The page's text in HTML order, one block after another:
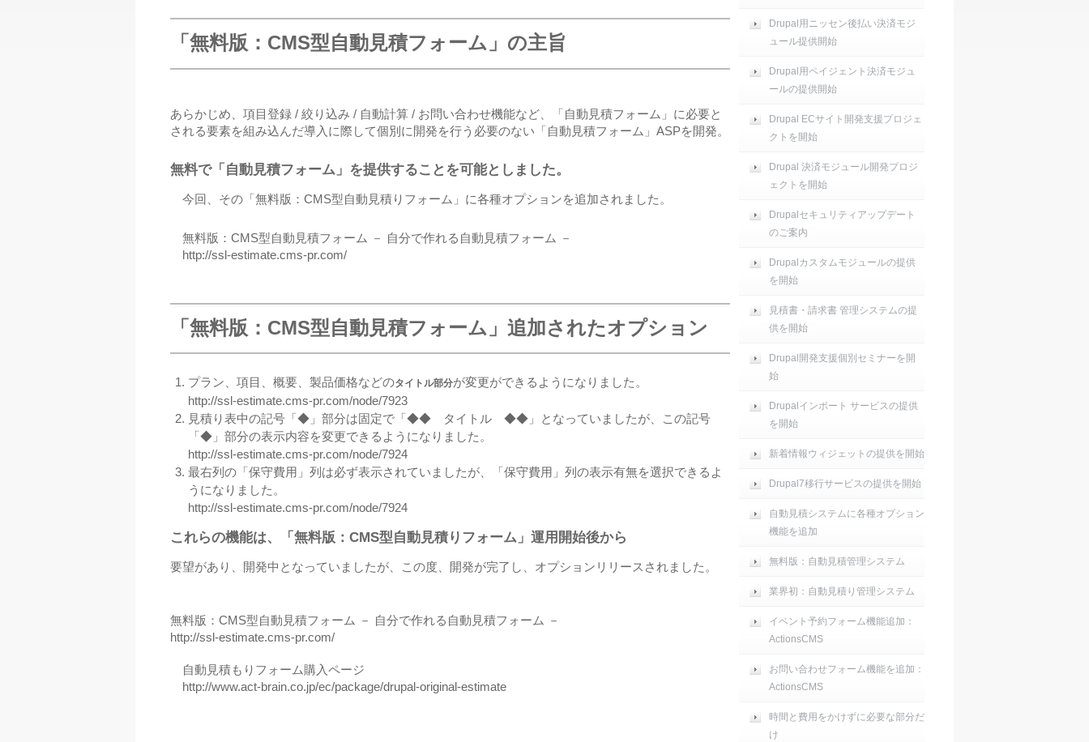
Drupal用ニッセン後払い決済モジ
ュール提供開始
Drupal用ペイジェント決済モジュ
ールの提供開始
Drupal ECサイト開発支援プロジェ
クトを開始
Drupal 決済モジュール開発プロジ
ェクトを開始
Drupalセキュリティアップデート
のご案内
Drupalカスタムモジュールの提供
を開始
見積書・請求書 管理システムの提
供を開始
Drupal開発支援個別セミナーを開
始
Drupalインポート サービスの提供
を開始
新着情報ウィジェットの提供を開始
Drupal7移行サービスの提供を開始
自動見積システムに各種オプション
機能を追加
無料版：自動見積管理システム
業界初：自動見積り管理システム
イベント予約フォーム機能追加：
ActionsCMS
お問い合わせフォーム機能を追加：
ActionsCMS
時間と費用をかけずに必要な部分だ
け
「無料版：CMS型自動見積フォーム」の主旨
あらかじめ、項目登録 / 絞り込み / 自動計算 / お問い合わせ機能など、「自動見積フォーム」に必要と
される要素を組み込んだ導入に際して個別に開発を行う必要のない「自動見積フォーム」ASPを開発。
無料で「自動見積フォーム」を提供することを可能としました。
今回、その「無料版：CMS型自動見積りフォーム」に各種オプションを追加されました。
無料版：CMS型自動見積フォーム － 自分で作れる自動見積フォーム －
http://ssl-estimate.cms-pr.com/
「無料版：CMS型自動見積フォーム」追加されたオプション
プラン、項目、概要、製品価格などのタイトル部分が変更ができるようになりました。
http://ssl-estimate.cms-pr.com/node/7923
見積り表中の記号「◆」部分は固定で「◆◆ タイトル ◆◆」となっていましたが、この記号
「◆」部分の表示内容を変更できるようになりました。
http://ssl-estimate.cms-pr.com/node/7924
最右列の「保守費用」列は必ず表示されていましたが、「保守費用」列の表示有無を選択できるよ
うになりました。
http://ssl-estimate.cms-pr.com/node/7924
これらの機能は、「無料版：CMS型自動見積りフォーム」運用開始後から
要望があり、開発中となっていましたが、この度、開発が完了し、オプションリリースされました。
無料版：CMS型自動見積フォーム － 自分で作れる自動見積フォーム －
http://ssl-estimate.cms-pr.com/
自動見積もりフォーム購入ページ
http://www.act-brain.co.jp/ec/package/drupal-original-estimate